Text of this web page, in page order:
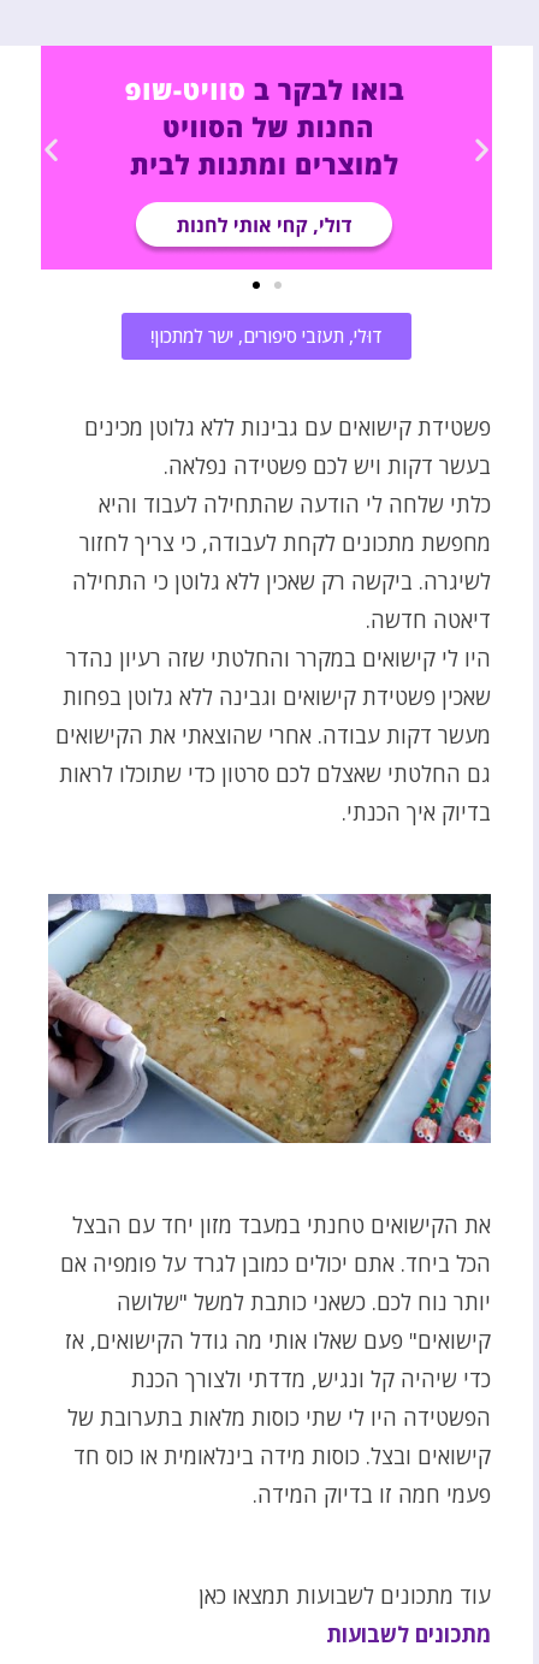
דוּלי, תעזבי סיפורים, ישר למתכון!
פשטידת קישואים עם גבינות ללא גלוטן מכינים
בעשר דקות ויש לכם פשטידה נפלאה.
כלתי שלחה לי הודעה שהתחילה לעבוד והיא
מחפשת מתכונים לקחת לעבודה, כי צריך לחזור
לשיגרה. ביקשה רק שאכין ללא גלוטן כי התחילה
דיאטה חדשה.
היו לי קישואים במקרר והחלטתי שזה רעיון נהדר
שאכין פשטידת קישואים וגבינה ללא גלוטן בפחות
מעשר דקות עבודה. אחרי שהוצאתי את הקישואים
גם החלטתי שאצלם לכם סרטון כדי שתוכלו לראות
בדיוק איך הכנתי.
את הקישואים טחנתי במעבד מזון יחד עם הבצל
הכל ביחד. אתם יכולים כמובן לגרד על פומפיה אם
יותר נוח לכם. כשאני כותבת למשל "שלושה
קישואים" פעם שאלו אותי מה גודל הקישואים, אז
כדי שיהיה קל ונגיש, מדדתי ולצורך הכנת
הפשטידה היו לי שתי כוסות מלאות בתערובת של
קישואים ובצל. כוסות מידה בינלאומית או כוס חד
פעמי חמה זו בדיוק המידה.
עוד מתכונים לשבועות תמצאו כאן
מתכונים לשבועות